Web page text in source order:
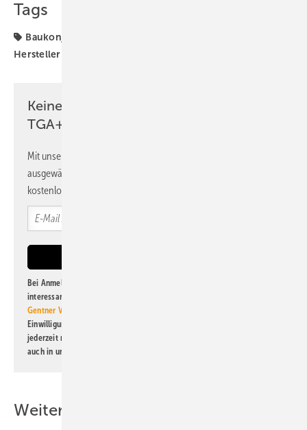
Tags
Baukonjunktur
Hersteller-Bilanzen
Keine Zeit? Kein Problem mit dem
TGA+E Newsletter!
Mit unserem Newsletter erhalten Sie regelmäßig von uns
ausgewählte Informationen und Neuigkeiten, gebündelt und
kostenlos direkt ins Postfach.
Bei Anmeldung zu diesem Newsletter bin ich damit einverstanden, über
interessante Verlags- und Online-Angebote
Gentner Verlag GmbH & Co. KG
Einwilligung kann ich jederzeit widerrufen und eine Abmeldung ist
jederzeit möglich. Informationen zum Umgang mit Daten finden Sie
auch in unserer
Weitere Inhalte